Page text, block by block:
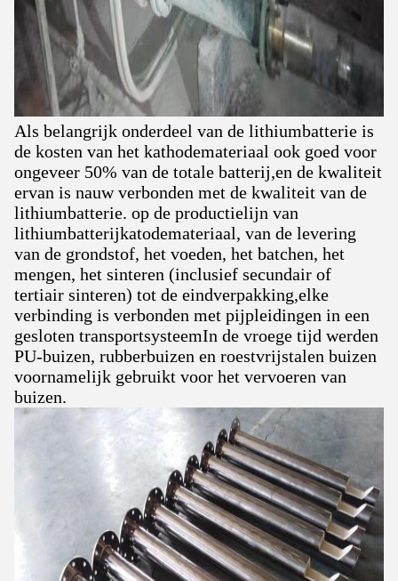
Als belangrijk onderdeel van de lithiumbatterie is
de kosten van het kathodemateriaal ook goed voor
ongeveer 50% van de totale batterij,en de kwaliteit
ervan is nauw verbonden met de kwaliteit van de
lithiumbatterie. op de productielijn van
lithiumbatterijkatodemateriaal, van de levering
van de grondstof, het voeden, het batchen, het
mengen, het sinteren (inclusief secundair of
tertiair sinteren) tot de eindverpakking,elke
verbinding is verbonden met pijpleidingen in een
gesloten transportsysteemIn de vroege tijd werden
PU-buizen, rubberbuizen en roestvrijstalen buizen
voornamelijk gebruikt voor het vervoeren van
buizen.